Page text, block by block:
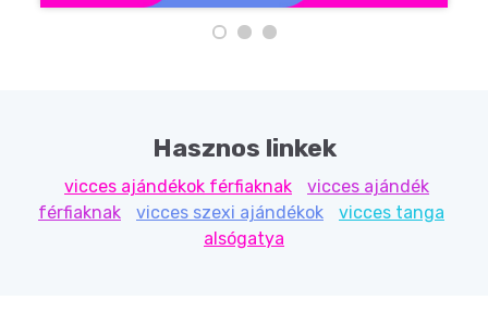
Hasznos linkek
vicces ajándékok férfiaknak
vicces ajándék
férfiaknak
vicces szexi ajándékok
vicces tanga
alsógatya